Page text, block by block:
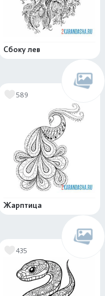
Сбоку лев
589
Жарптица
435